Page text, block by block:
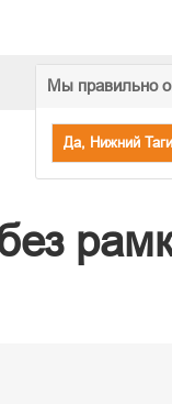
Мы правильно
Да, Нижний